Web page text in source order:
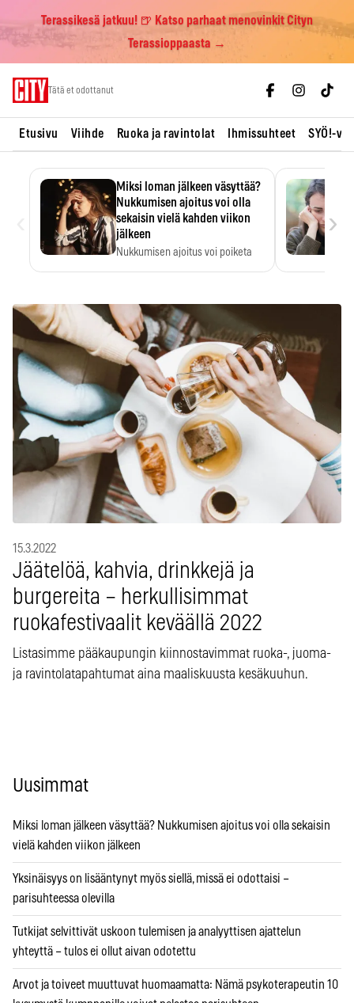
Terassikesä jatkuu! 🍺 Katso parhaat menovinkit Cityn
Terassioppaasta →
Tätä et odottanut
Etusivu Viihde Ruoka ja ravintolat Ihmissuhteet SYÖ!-
Miksi loman jälkeen väsyttää?
Nukkumisen ajoitus voi olla
sekaisin vielä kahden viikon
jälkeen
Nukkumisen ajoitus voi poiketa
›
15.3.2022
Jäätelöä, kahvia, drinkkejä ja
burgereita – herkullisimmat
ruokafestivaalit keväällä 2022
Listasimme pääkaupungin kiinnostavimmat ruoka-, juoma-
ja ravintolatapahtumat aina maaliskuusta kesäkuuhun.
Uusimmat
Miksi loman jälkeen väsyttää? Nukkumisen ajoitus voi olla sekaisin
vielä kahden viikon jälkeen
Yksinäisyys on lisääntynyt myös siellä, missä ei odottaisi –
parisuhteessa olevilla
Tutkijat selvittivät uskoon tulemisen ja analyyttisen ajattelun
yhteyttä – tulos ei ollut aivan odotettu
Arvot ja toiveet muuttuvat huomaamatta: Nämä psykoterapeutin 10